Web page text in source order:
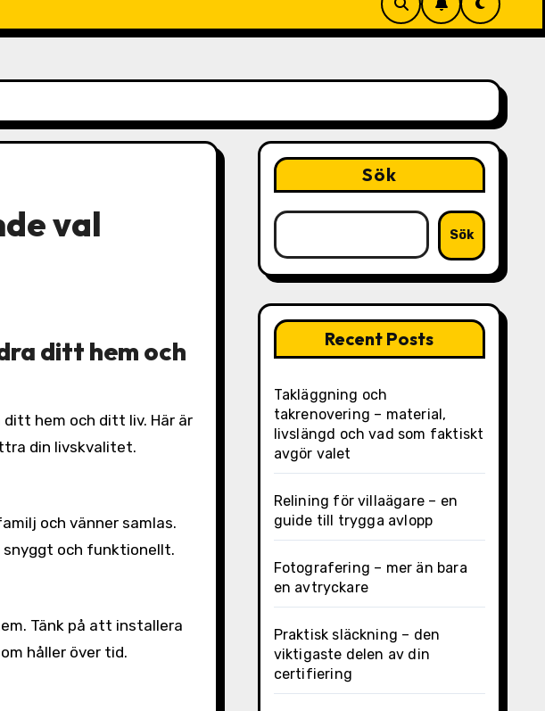
val
ditt hem och
din livskvalitet.
och vänner samlas.
och funktionellt.
Tänk på att installera
håller över tid.
Sök
Sök
Recent Posts
Takläggning och
takrenovering – material,
livslängd och vad som faktiskt
avgör valet
Relining för villaägare – en
guide till trygga avlopp
Fotografering – mer än bara
en avtryckare
Praktisk släckning – den
viktigaste delen av din
certifiering